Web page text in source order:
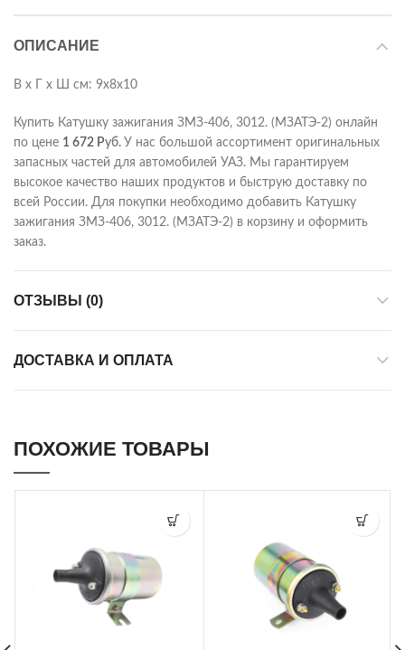
ОПИСАНИЕ
В х Г х Ш см: 9х8х10
Купить Катушку зажигания ЗМЗ-406, 3012. (МЗАТЭ-2) онлайн
по цене 1 672 Руб. У нас большой ассортимент оригинальных
запасных частей для автомобилей УАЗ. Мы гарантируем
высокое качество наших продуктов и быструю доставку по
всей России. Для покупки необходимо добавить Катушку
зажигания ЗМЗ-406, 3012. (МЗАТЭ-2) в корзину и оформить
заказ.
ОТЗЫВЫ (0)
ДОСТАВКА И ОПЛАТА
ПОХОЖИЕ ТОВАРЫ